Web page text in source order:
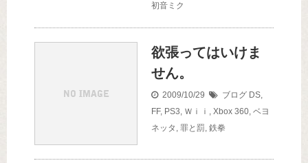
初音ミク
欲張ってはいけま
せん。
2009/10/29 ブログ DS,
FF, PS3, Ｗｉｉ , Xbox 360, ベヨ
ネッタ , 罪と罰, 鉄拳